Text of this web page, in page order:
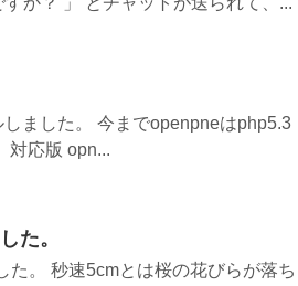
ました。 今までopenpneはphp5.3
対応版 opn...
た。
た。 秒速5cmとは桜の花びらが落ち